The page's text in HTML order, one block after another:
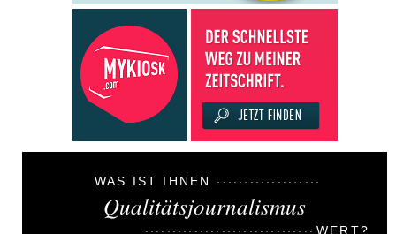
WAS IST IHNEN
Qualitätsjournalismus
WERT?